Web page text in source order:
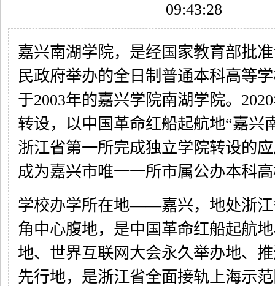
09:43:28
嘉兴南湖学院，是经国家教育部批
民政府举办的全日制普通本科高等
于2003年的嘉兴学院南湖学院。
转设，以中国革命红船起航地“嘉兴
浙江省第一所完成独立学院转设的
成为嘉兴市唯一一所市属公办本科
学校办学所在地——嘉兴，地处浙江
角中心腹地，是中国革命红船起航
地、世界互联网大会永久举办地、
先行地，是浙江省全面接轨上海示